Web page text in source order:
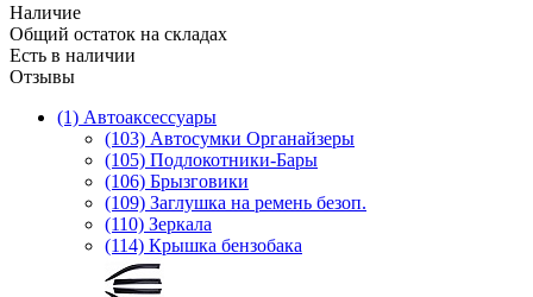
Наличие
Общий остаток на складах
Есть в наличии
Отзывы
(1) Автоаксессуары
(103) Автосумки Органайзеры
(105) Подлокотники-Бары
(106) Брызговики
(109) Заглушка на ремень безоп.
(110) Зеркала
(114) Крышка бензобака